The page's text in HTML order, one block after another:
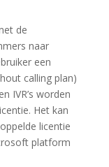
de
naar
een
calling plan)
IVR’s worden
Het kan
licentie
platform